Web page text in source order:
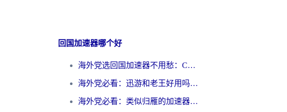
回国加速器哪个好
海外党选回国加速器不用愁：ChickCN和洞见哪个好？一篇搞定所有疑问
海外党必看：迅游和老王好用吗？3分钟选对加速国内网络的加速器
海外党必看：类似归雁的加速器怎么选？一篇搞定无缝访问国内资源